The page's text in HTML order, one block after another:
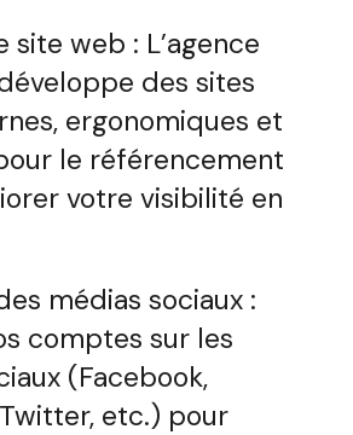
site web : L’agence
des sites
ergonomiques et
le référencement
votre visibilité en
médias sociaux :
comptes sur les
(Facebook,
etc.) pour